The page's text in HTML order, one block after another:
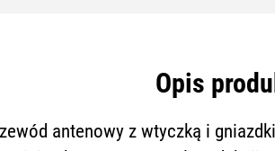
Opis
antenowy z wtyczką i